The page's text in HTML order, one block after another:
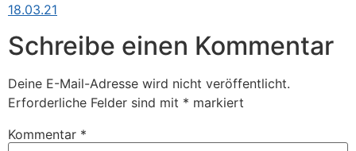
18.03.21
Schreibe einen Kommentar
Deine E-Mail-Adresse wird nicht veröffentlicht.
Erforderliche Felder sind mit * markiert
Kommentar *